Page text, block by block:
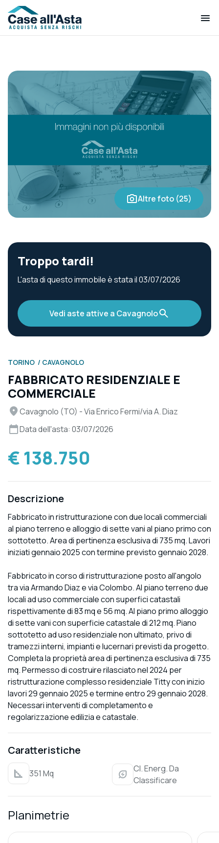
Altre foto (25)
Troppo tardi!
L'asta di questo immobile è stata il 03/07/2026
Vedi aste attive a Cavagnolo
TORINO CAVAGNOLO
FABBRICATO RESIDENZIALE E
COMMERCIALE
Cavagnolo (TO) - Via Enrico Fermi/via A. Diaz
Data dell'asta: 03/07/2026
€ 138.750
Descrizione
Fabbricato in ristrutturazione con due locali commerciali
al piano terreno e alloggio di sette vani al piano primo con
sottotetto. Area di pertinenza esclusiva di 735 mq. Lavori
iniziati gennaio 2025 con termine previsto gennaio 2028.
Fabbricato in corso di ristrutturazione posto all'angolo
tra via Armando Diaz e via Colombo. Al piano terreno due
locali ad uso commerciale con superfici catastali
rispettivamente di 83 mq e 56 mq. Al piano primo alloggio
di sette vani con superficie catastale di 212 mq. Piano
sottotetto ad uso residenziale non ultimato, privo di
tramezzi interni, impianti e lucernari previsti da progetto.
Completa la proprietà area di pertinenza esclusiva di 735
mq. Permesso di costruire rilasciato nel 2024 per
ristrutturazione complesso residenziale Titty con inizio
lavori 29 gennaio 2025 e termine entro 29 gennaio 2028.
Necessari interventi di completamento e
regolarizzazione edilizia e catastale.
Caratteristiche
351 Mq
Cl. Energ. Da
Classificare
Planimetrie